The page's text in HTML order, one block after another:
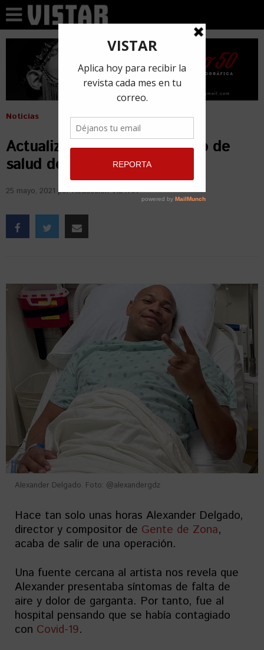
Noticias
Actualización sobre el estado de
salud de Alexander GdZ
25 mayo, 2021 porRedacción VISTAR
Alexander Delgado. Foto: @alexandergdz
Hace tan solo unas horas Alexander Delgado,
director y compositor de Gente de Zona,
acaba de salir de una operación.
Una fuente cercana al artista nos revela que
Alexander presentaba síntomas de falta de
aire y dolor de garganta. Por tanto, fue al
hospital pensando que se había contagiado
con Covid-19.